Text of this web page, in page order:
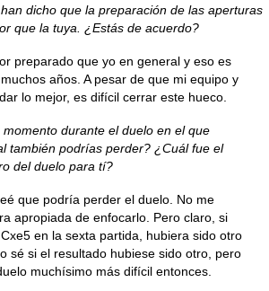
dicho que la preparación de las aperturas
que la tuya. ¿Estás de acuerdo?
preparado que yo en general y eso es
años. A pesar de que mi equipo y
lo mejor, es difícil cerrar este hueco.
durante el duelo en el que
también podrías perder? ¿Cuál fue el
del duelo para tí?
que podría perder el duelo. No me
apropiada de enfocarlo. Pero claro, si
en la sexta partida, hubiera sido otro
sé si el resultado hubiese sido otro, pero
muchísimo más difícil entonces.